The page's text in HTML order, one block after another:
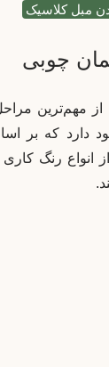
مبل کلاسیک
چوبی
مهم‌ترین
دارد که بر
انواع رنگ